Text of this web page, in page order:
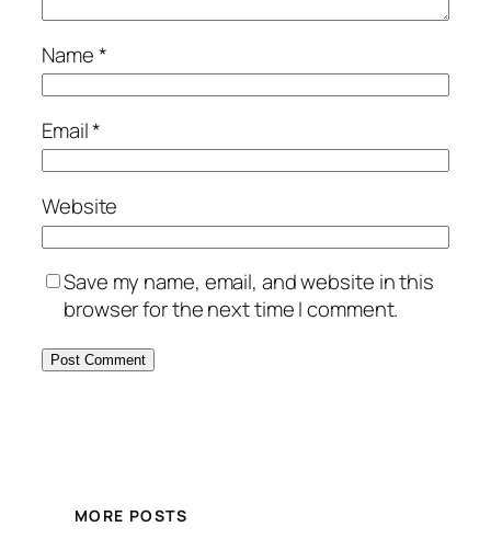
Name*
Email*
Website
Save my name, email, and website in this
browser for the next time I comment.
MORE POSTS